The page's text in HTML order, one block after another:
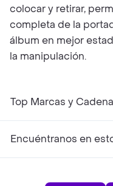
colocar y retirar,
completa de la
álbum en mejor
la manipulación.
Top Marcas y
Encuéntranos en